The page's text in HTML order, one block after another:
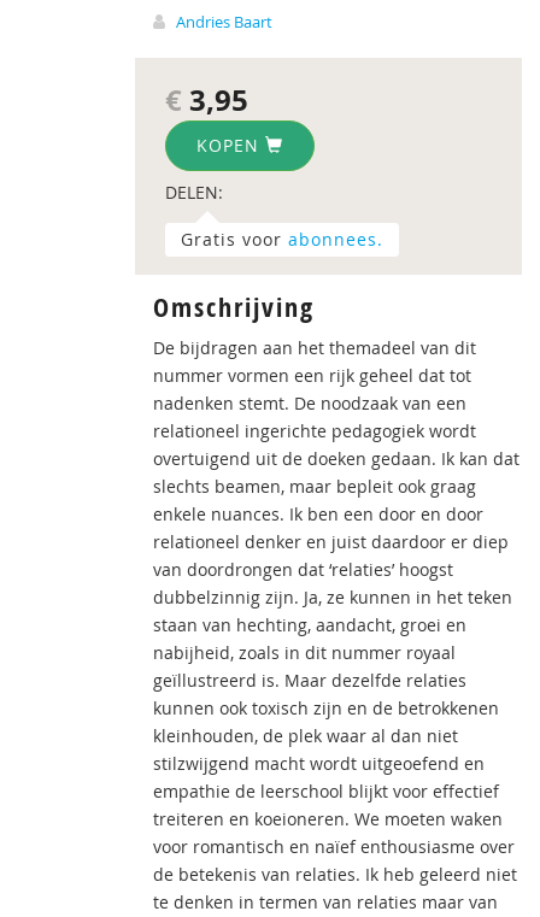
Andries Baart
€ 3,95
KOPEN
DELEN:
Gratis voor abonnees.
Omschrijving
De bijdragen aan het themadeel van dit
nummer vormen een rijk geheel dat tot
nadenken stemt. De noodzaak van een
relationeel ingerichte pedagogiek wordt
overtuigend uit de doeken gedaan. Ik kan dat
slechts beamen, maar bepleit ook graag
enkele nuances. Ik ben een door en door
relationeel denker en juist daardoor er diep
van doordrongen dat ‘relaties’ hoogst
dubbelzinnig zijn. Ja, ze kunnen in het teken
staan van hechting, aandacht, groei en
nabijheid, zoals in dit nummer royaal
geïllustreerd is. Maar dezelfde relaties
kunnen ook toxisch zijn en de betrokkenen
kleinhouden, de plek waar al dan niet
stilzwijgend macht wordt uitgeoefend en
empathie de leerschool blijkt voor effectief
treiteren en koeioneren. We moeten waken
voor romantisch en naïef enthousiasme over
de betekenis van relaties. Ik heb geleerd niet
te denken in termen van relaties maar van